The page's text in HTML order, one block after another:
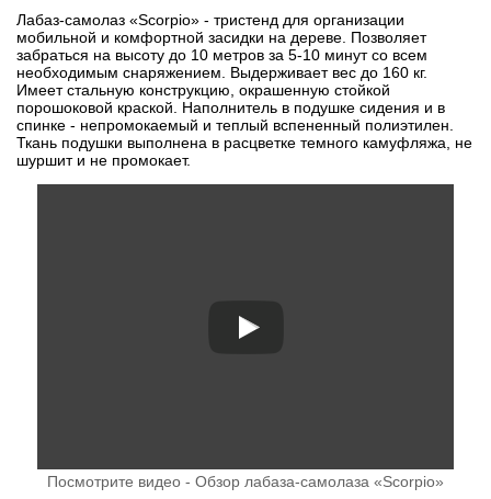
Лабаз-самолаз «Scorpio» - тристенд для организации
мобильной и комфортной засидки на дереве. Позволяет
забраться на высоту до 10 метров за 5-10 минут со всем
необходимым снаряжением. Выдерживает вес до 160 кг.
Имеет стальную конструкцию, окрашенную стойкой
порошоковой краской. Наполнитель в подушке сидения и в
спинке - непромокаемый и теплый вспененный полиэтилен.
Ткань подушки выполнена в расцветке темного камуфляжа, не
шуршит и не промокает.
Посмотрите видео - Обзор лабаза-самолаза «Scorpio»